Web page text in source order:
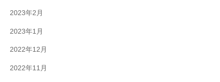
2023年2月
2023年1月
2022年12月
2022年11月